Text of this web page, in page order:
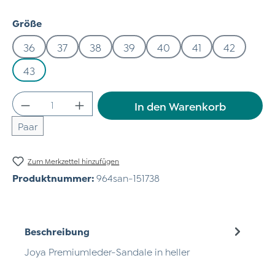
Größeauswählen
36 37 38 39 40 41
42
43
Produkt Anzahl: Gib den gewünschten
Paar
In den Warenkorb
Zum Merkzettel hinzufügen
Produktnummer: 964san-151738
Beschreibung
Joya Premiumleder-Sandale in heller